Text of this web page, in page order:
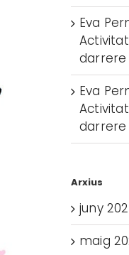
Eva
darrere
Eva
darrere
Arxius
juny
maig